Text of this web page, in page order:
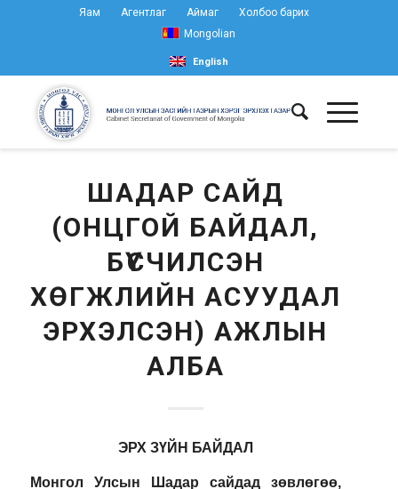
Яам Агентлаг Аймаг
Холбоо барих
Mongolian
English
ШАДАР САЙД
(ОНЦГОЙ БАЙДАЛ,
БҮСЧИЛСЭН
ХӨГЖЛИЙН АСУУДАЛ
ЭРХЭЛСЭН) АЖЛЫН
АЛБА
ЭРХ ЗҮЙН БАЙДАЛ
Монгол Улсын Шадар сайдад зөвлөгөө,